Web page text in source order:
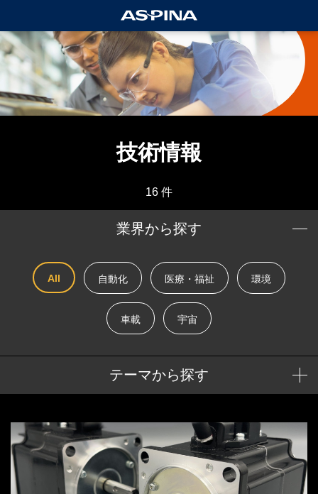
技術情報
16 件
業界から探す
All 自動化 医療・福祉 環境
車載 宇宙
テーマから探す